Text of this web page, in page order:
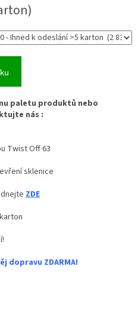
paletu produktů nebo
nás :
Twist Off 63
sklenice
ZDE
dopravu ZDARMA!